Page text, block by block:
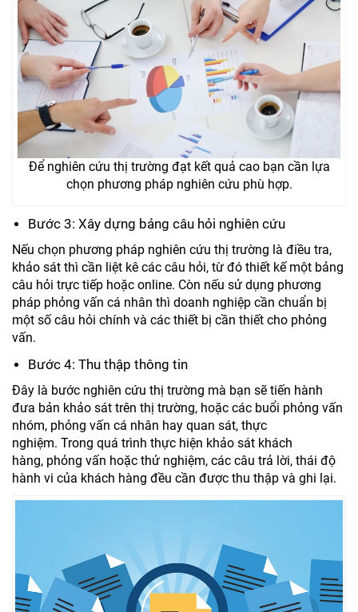
Để nghiên cứu thị trường đạt kết quả cao bạn cần lựa
chọn phương pháp nghiên cứu phù hợp.
Bước 3: Xây dựng bảng câu hỏi nghiên cứu
Nếu chọn phương pháp nghiên cứu thị trường là điều tra,
khảo sát thì cần liệt kê các câu hỏi, từ đó thiết kế một bảng
câu hỏi trực tiếp hoặc online. Còn nếu sử dụng phương
pháp phỏng vấn cá nhân thì doanh nghiệp cần chuẩn bị
một số câu hỏi chính và các thiết bị cần thiết cho phỏng
vấn.
Bước 4: Thu thập thông tin
Đây là bước nghiên cứu thị trường mà bạn sẽ tiến hành
đưa bản khảo sát trên thị trường, hoặc các buổi phỏng vấn
nhóm, phỏng vấn cá nhân hay quan sát, thực
nghiệm. Trong quá trình thực hiện khảo sát khách
hàng, phỏng vấn hoặc thử nghiệm, các câu trả lời, thái độ
hành vi của khách hàng đều cần được thu thập và ghi lại.